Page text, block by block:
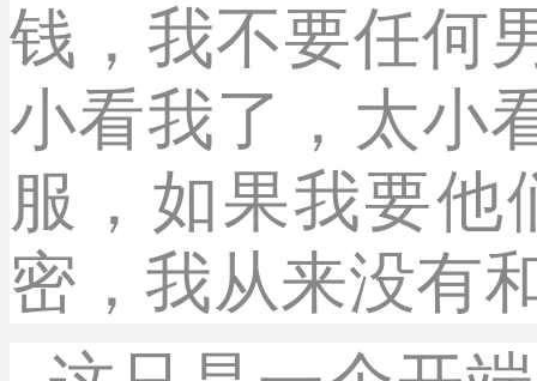
钱，我不要任何
小看我了，太小
服，如果我要
密，我从来没有